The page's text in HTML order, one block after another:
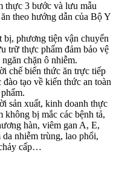
thực 3 bước và lưu mẫu
theo hướng dẫn của Bộ Y
bị, phương tiện vận chuyển
trữ thực phẩm đảm bảo vệ
ngăn chặn ô nhiễm.
chế biến thức ăn trực tiếp
đào tạo về kiến thức an toàn
sản xuất, kinh doanh thực
không bị mắc các bệnh tả,
hàn, viêm gan A, E,
da nhiễm trùng, lao phổi,
cấp…